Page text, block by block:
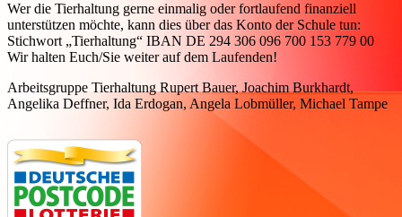
Wer die Tierhaltung gerne einmalig oder fortlaufend finanziell
unterstützen möchte, kann dies über das Konto der Schule tun:
Stichwort „Tierhaltung“ IBAN DE 294 306 096 700 153 779 00
Wir halten Euch/Sie weiter auf dem Laufenden!
Arbeitsgruppe Tierhaltung Rupert Bauer, Joachim Burkhardt,
Angelika Deffner, Ida Erdogan, Angela Lobmüller, Michael Tampe